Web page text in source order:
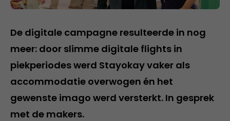
De digitale campagne resulteerde in nog
meer: door slimme digitale flights in
piekperiodes werd Stayokay vaker als
accommodatie overwogen én het
gewenste imago werd versterkt. In gesprek
met de makers.